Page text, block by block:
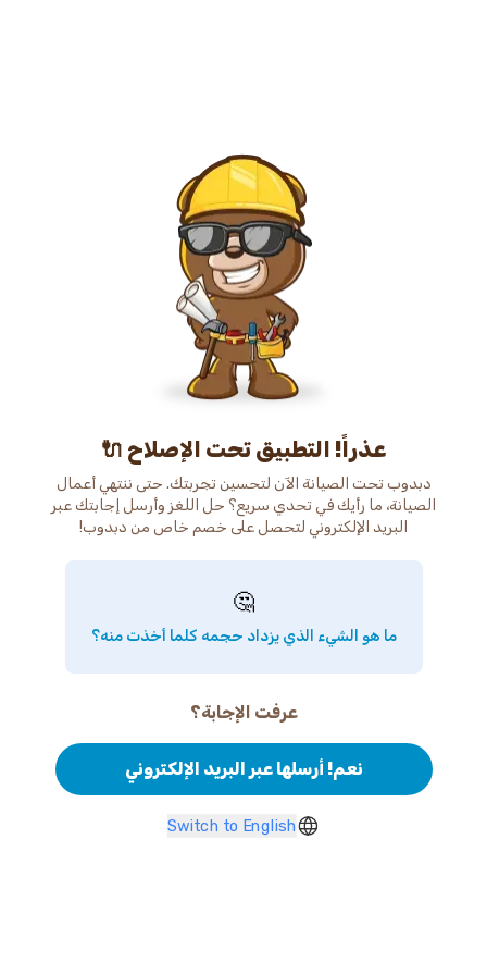
عذراً! التطبيق تحت الإصلاح 🔌
دبدوب تحت الصيانة الآن لتحسين تجربتك. حتى ننتهي أعمال
الصيانة، ما رأيك في تحدي سريع؟ حل اللغز وأرسل إجابتك عبر
البريد الإلكتروني لتحصل على خصم خاص من دبدوب!
🤔
ما هو الشيء الذي يزداد حجمه كلما أخذت منه؟
عرفت الإجابة؟
نعم! أرسلها عبر البريد الإلكتروني
Switch to English